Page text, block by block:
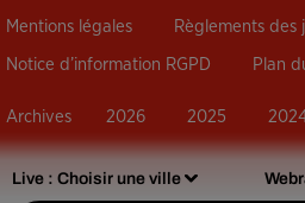
Live : Choisir une ville
Mentions légales Règlements des
Notice d’information RGPD Plan
Archives 2026 2025